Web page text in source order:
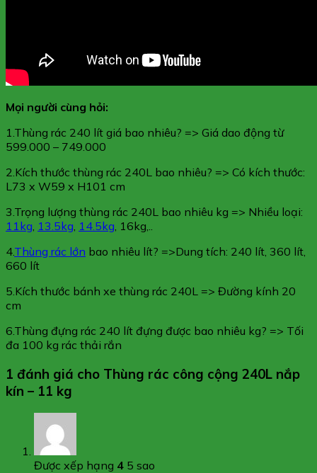
Mọi người cùng hỏi:
1.Thùng rác 240 lít giá bao nhiêu? => Giá dao động từ
599.000 – 749.000
2.Kích thước thùng rác 240L bao nhiêu? => Có kích thước:
L73 x W59 x H101 cm
3.Trọng lượng thùng rác 240L bao nhiêu kg => Nhiều loại:
11kg, 13.5kg, 14.5kg, 16kg,..
4.Thùng rác lớn bao nhiêu lít? =>Dung tích: 240 lít, 360 lít,
660 lít
5.Kích thước bánh xe thùng rác 240L => Đường kính 20
cm
6.Thùng đựng rác 240 lít đựng được bao nhiêu kg? => Tối
đa 100 kg rác thải rắn
1 đánh giá cho Thùng rác công cộng 240L nắp
kín – 11 kg
Được xếp hạng 4 5 sao